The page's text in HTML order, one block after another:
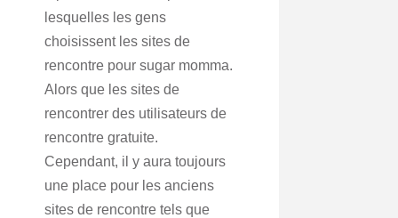
lesquelles les gens
choisissent les sites de
rencontre pour sugar momma.
Alors que les sites de
rencontrer des utilisateurs de
rencontre gratuite.
Cependant, il y aura toujours
une place pour les anciens
sites de rencontre tels que